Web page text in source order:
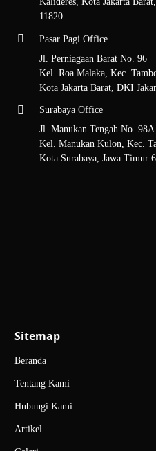
11820
Pasar Pagi Office
Jl. Perniagaan Barat No. 96
Kel. Roa Malaka, Kec.
Kota Jakarta Barat, DKI
Surabaya Office
Jl. Manukan Tengah No. 98A
Kel. Manukan Kulon, Kec.
Kota Surabaya, Jawa Timur
Sitemap
Beranda
Tentang Kami
Hubungi Kami
Artikel